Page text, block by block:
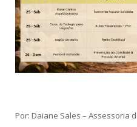
Por: Daiane Sales – Assessoria